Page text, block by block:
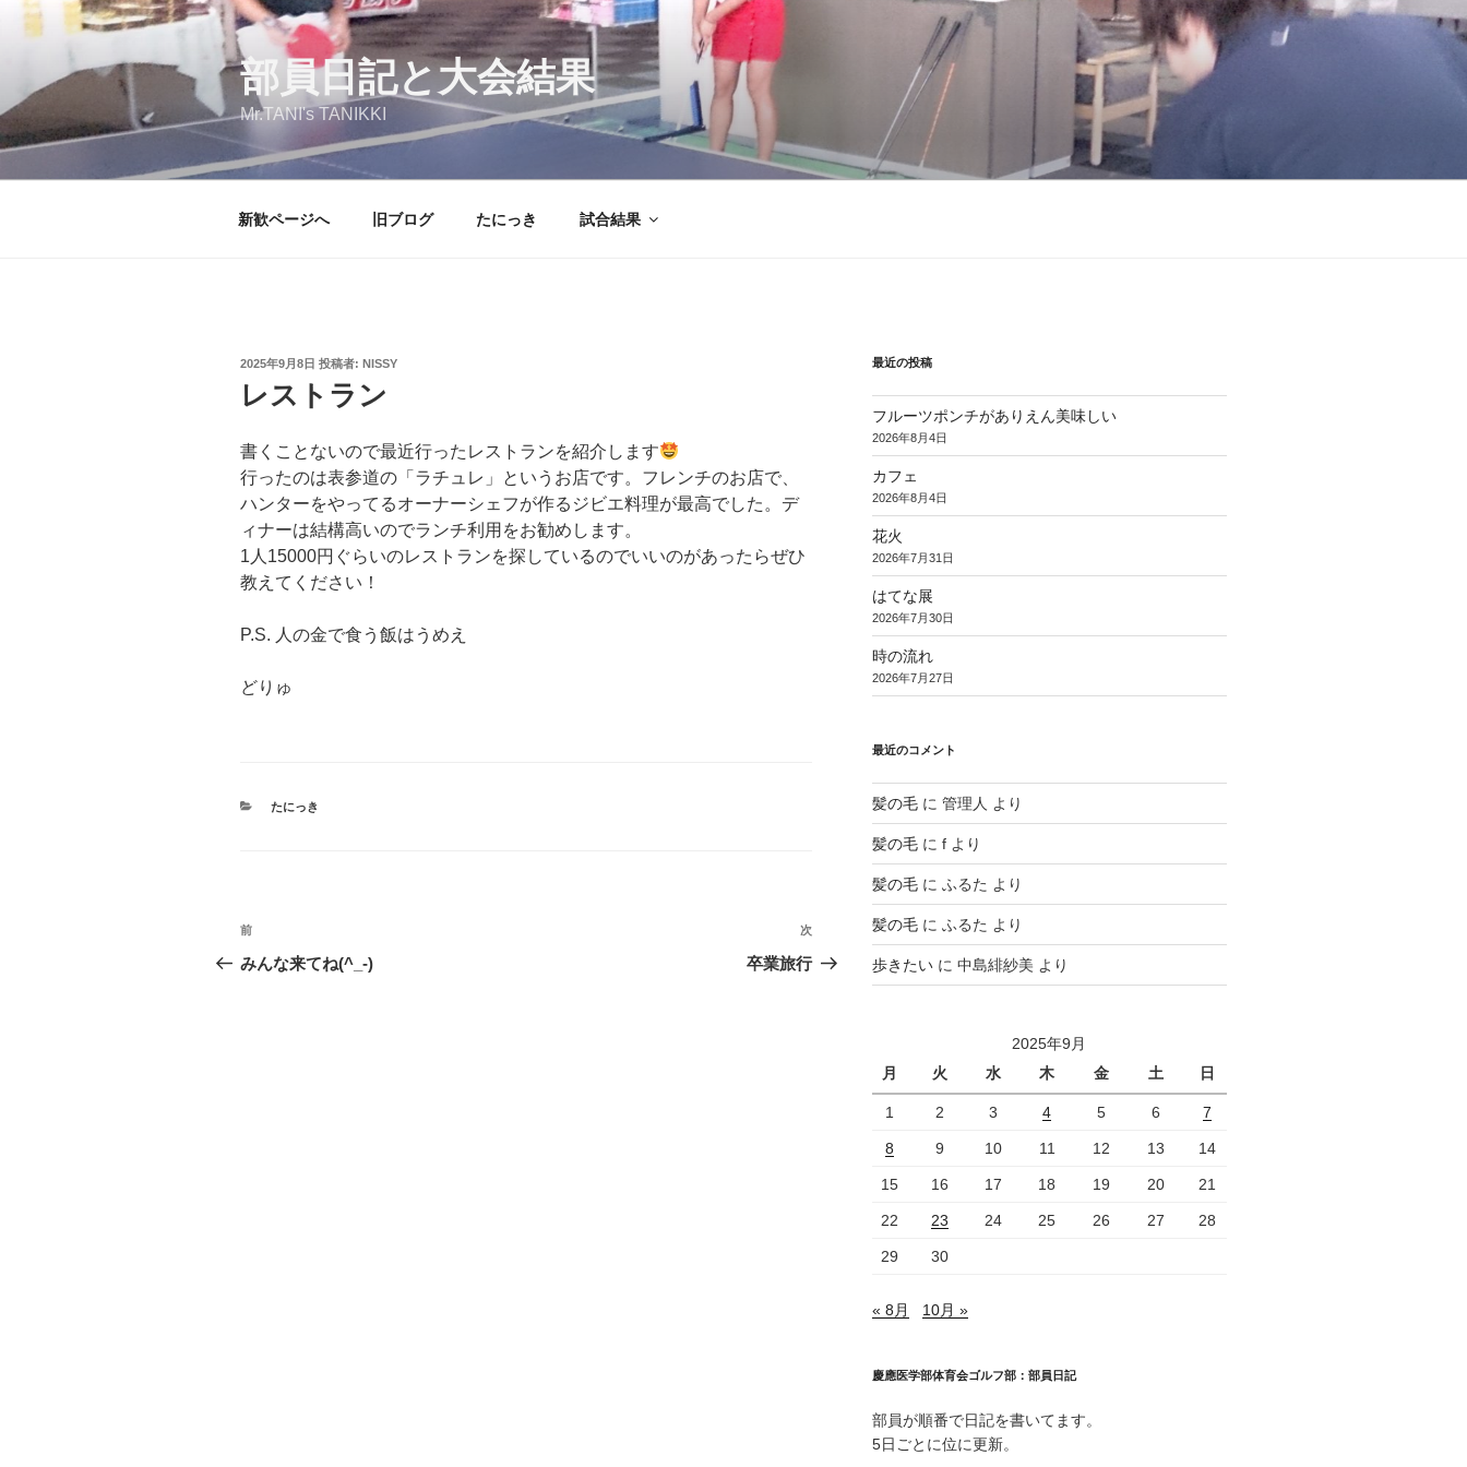
ツ
へ
部員日記と大会結果
Mr.TANI's TANIKKI
新歓ページへ 旧ブログ たにっき 試合結果
投
日:
2025年9月8日 投稿者: NISSY
レストラン
書くことないので最近行ったレストランを紹介します
行ったのは表参道の「ラチュレ」というお店です。フレンチのお店で、
ハンターをやってるオーナーシェフが作るジビエ料理が最高でした。デ
ィナーは結構高いのでランチ利用をお勧めします。
1人15000円ぐらいのレストランを探しているのでいいのがあったらぜひ
教えてください！
P.S. 人の金で食う飯はうめえ
どりゅ
カ
たにっき
投
稿
過
去
前
みんな来てね(^_-)
次
の
次
卒業旅行
最近の投稿
フルーツポンチがありえん美味しい
2026年8月4日
カフェ
2026年8月4日
花火
2026年7月31日
はてな展
2026年7月30日
時の流れ
2026年7月27日
最近のコメント
髪の毛に 管理人 より
髪の毛に fより
髪の毛に ふるた より
髪の毛に ふるた より
歩きたいに 中島緋紗美 より
2025年9月
月
火 水 木 金 土 日
1 2 3 4 5 6 7
8 9 10 11 12 13 14
15 16 17 18 19 20 21
22 23 24 25 26 27 28
29 30
« 8月 10月 »
慶應医学部体育会ゴルフ部：部員日記
部員が順番で日記を書いてます。
5日ごとに位に更新。